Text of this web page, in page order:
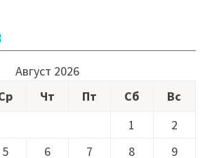
Август 2026
Чт Пт Сб
Вс
1
2
5 6 7 8
9